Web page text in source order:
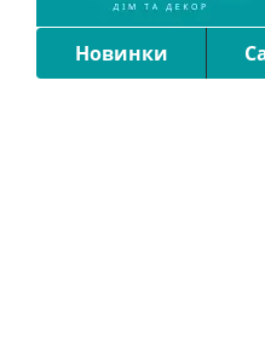
Новинки